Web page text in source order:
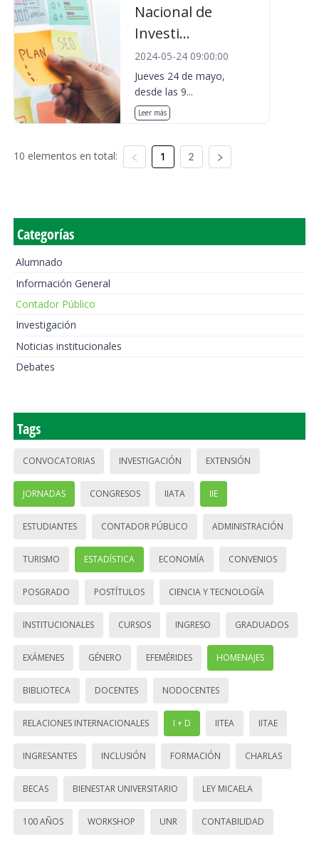
Nacional de
Investi...
2024-05-24 09:00:00
Jueves 24 de mayo,
desde las 9...
Leer más
10 elementos en total: 1 2
Categorías
Alumnado
Información General
Contador Público
Investigación
Noticias institucionales
Debates
Tags
CONVOCATORIAS INVESTIGACIÓN EXTENSIÓN
JORNADAS CONGRESOS IIATA IIE
ESTUDIANTES CONTADOR PÚBLICO ADMINISTRACIÓN
TURISMO ESTADÍSTICA ECONOMÍA CONVENIOS
POSGRADO POSTÍTULOS CIENCIA Y TECNOLOGÍA
INSTITUCIONALES CURSOS INGRESO GRADUADOS
EXÁMENES GÉNERO EFEMÉRIDES HOMENAJES
BIBLIOTECA DOCENTES NODOCENTES
RELACIONES INTERNACIONALES I + D IITEA IITAE
INGRESANTES INCLUSIÓN FORMACIÓN CHARLAS
BECAS BIENESTAR UNIVERSITARIO LEY MICAELA
100 AÑOS WORKSHOP UNR CONTABILIDAD